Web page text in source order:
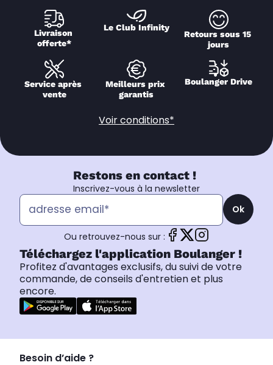
Livraison
offerte*
Le Club Infinity
Retours sous 15
jours
Service après
vente
Meilleurs prix
garantis
Boulanger Drive
Voir conditions*
Restons en contact !
Inscrivez-vous à la newsletter
Ok
Ou retrouvez-nous sur :
Téléchargez l'application Boulanger !
Profitez d'avantages exclusifs, du suivi de votre
commande, de conseils d'entretien et plus
encore.
Besoin d’aide ?